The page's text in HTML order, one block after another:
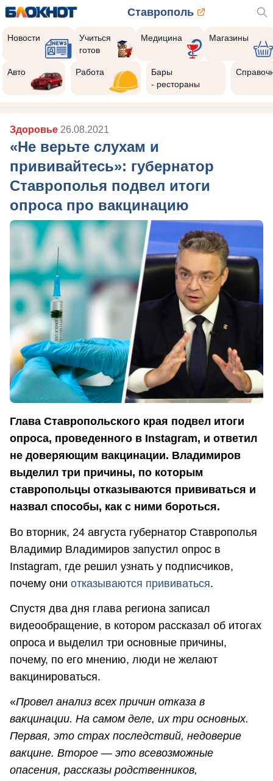
Ставрополь
Новости
Учиться
готов
Медицина Магазины
Авто Работа
Бары
- рестораны
Здоровье 26.08.2021
«Не верьте слухам и
прививайтесь»: губернатор
Ставрополья подвел итоги
опроса про вакцинацию
Глава Ставропольского края подвел итоги
опроса, проведенного в Instagram, и ответил
не доверяющим вакцинации. Владимиров
выделил три причины, по которым
ставропольцы отказываются прививаться и
назвал способы, как с ними бороться.
Во вторник, 24 августа губернатор Ставрополья
Владимир Владимиров запустил опрос в
Instagram, где решил узнать у подписчиков,
почему они отказываются прививаться.
Спустя два дня глава региона записал
видеообращение, в котором рассказал об итогах
опроса и выделил три основные причины,
почему, по его мнению, люди не желают
вакцинироваться.
«Провел анализ всех причин отказа в
вакцинации. На самом деле, их три основных.
Первая, это страх последствий, недоверие
вакцине. Второе — это всевозможные
опасения, рассказы родственников,